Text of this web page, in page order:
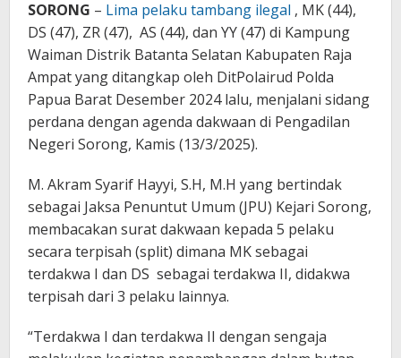
SORONG – Lima pelaku tambang ilegal , MK (44),
DS (47), ZR (47), AS (44), dan YY (47) di Kampung
Waiman Distrik Batanta Selatan Kabupaten Raja
Ampat yang ditangkap oleh DitPolairud Polda
Papua Barat Desember 2024 lalu, menjalani sidang
perdana dengan agenda dakwaan di Pengadilan
Negeri Sorong, Kamis (13/3/2025).
M. Akram Syarif Hayyi, S.H, M.H yang bertindak
sebagai Jaksa Penuntut Umum (JPU) Kejari Sorong,
membacakan surat dakwaan kepada 5 pelaku
secara terpisah (split) dimana MK sebagai
terdakwa I dan DS sebagai terdakwa II, didakwa
terpisah dari 3 pelaku lainnya.
“Terdakwa I dan terdakwa II dengan sengaja